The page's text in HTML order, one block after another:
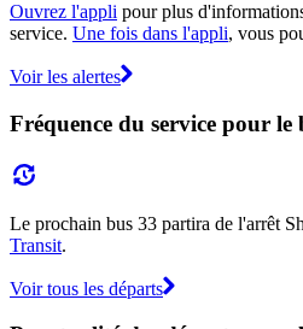
Ouvrez l'appli pour plus
service. Une fois dans l'appli, vous
Voir les alertes
Fréquence du service pour
Le prochain bus 33 partira de l'arrêt
Transit.
Voir tous les départs